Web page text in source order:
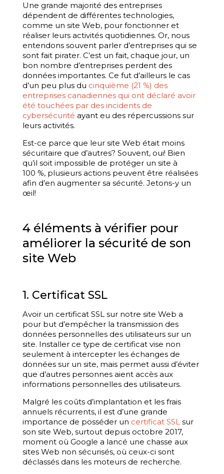
Une grande majorité des entreprises
dépendent de différentes technologies,
comme un site Web, pour fonctionner et
réaliser leurs activités quotidiennes. Or, nous
entendons souvent parler d’entreprises qui se
sont fait pirater. C’est un fait, chaque jour, un
bon nombre d’entreprises perdent des
données importantes. Ce fut d’ailleurs le cas
d’un peu plus du cinquième (21 %) des
entreprises canadiennes qui ont déclaré avoir
été touchées par des incidents de
cybersécurité ayant eu des répercussions sur
leurs activités.
Est-ce parce que leur site Web était moins
sécuritaire que d’autres? Souvent, oui! Bien
qu’il soit impossible de protéger un site à
100 %, plusieurs actions peuvent être réalisées
afin d’en augmenter sa sécurité. Jetons-y un
œil!
4 éléments à vérifier pour
améliorer la sécurité de son
site Web
1. Certificat SSL
Avoir un certificat SSL sur notre site Web a
pour but d’empêcher la transmission des
données personnelles des utilisateurs sur un
site. Installer ce type de certificat vise non
seulement à intercepter les échanges de
données sur un site, mais permet aussi d’éviter
que d’autres personnes aient accès aux
informations personnelles des utilisateurs.
Malgré les coûts d’implantation et les frais
annuels récurrents, il est d’une grande
importance de posséder un certificat SSLsur
son site Web, surtout depuis octobre 2017,
moment où Google a lancé une chasse aux
sites Web non sécurisés, où ceux-ci sont
déclassés dans les moteurs de recherche.